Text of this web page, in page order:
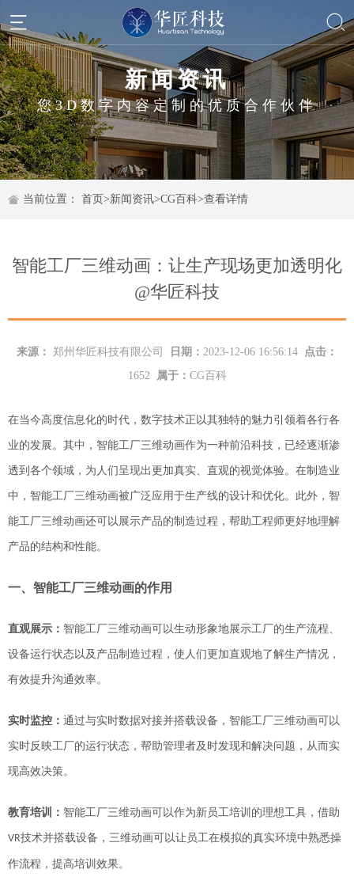
新闻资讯
您3D数字内容定制的优质合作伙伴
当前位置： 首页>新闻资讯>CG百科>查看详情
智能工厂三维动画：让生产现场更加透明化
@华匠科技
来源： 郑州华匠科技有限公司 日期： 2023-12-06 16:56:14
点击：
1652
属于： CG百科
在当今高度信息化的时代，数字技术正以其独特的魅力引领着各行各
业的发展。其中，智能工厂三维动画作为一种前沿科技，已经逐渐渗
透到各个领域，为人们呈现出更加真实、直观的视觉体验。在制造业
中，智能工厂三维动画被广泛应用于生产线的设计和优化。此外，智
能工厂三维动画还可以 展示产品的制造过程，帮助工程师更好地理解
产品的结构和性能。
一、智能工厂三维动画的作用
直观展示： 智能工厂三维动画可以生动形象地展示工厂的生产流程、
设备运行状态以及产品制造过程，使 人们 更加直观地了解生产情况，
有效提升沟通效率。
实时监控： 通过与实时数据对接并搭载设备 ，智能工厂三维动画可以
实时反映工厂的运行状态，帮助管理者及时发现和解决问题，从而实
现高效决策。
教育培训 ： 智能工厂三维动画可以作为新员工培训的理想工具， 借助
VR技术并搭载设备，三维动画可以让员工在模拟的真实环境中熟悉操
作流程，提高培训效果。